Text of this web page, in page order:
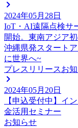
2024年05月28日
IoT・AI遠隔点検サ
開始。東南アジア
沖縄県発スタート
に世界へ~
プレスリリースお
2024年05月20日
【申込受付中】イ
金活用セミナー
お知らせ